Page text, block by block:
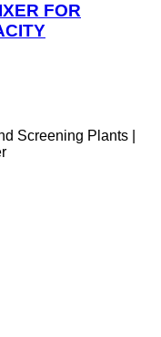
FOR
Screening Plants |